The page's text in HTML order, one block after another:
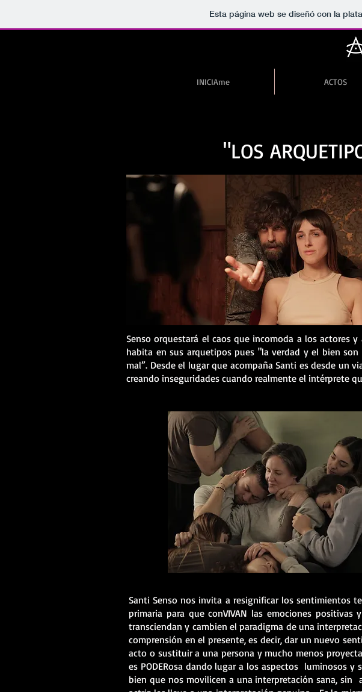
Esta página web se diseñó con la
INICIAme ACTOS
"LOS
Senso orquestará el caos que incomoda a los actores
habita en sus arquetipos pues "la verdad y el bien
mal”. Desde el lugar que acompaña Santi es desde un
creando inseguridades cuando realmente el intérprete
Santi Senso nos invita a resignificar los sentimientos
primaria para que conVIVAN las emociones
transciendan y cambien el paradigma de una
comprensión en el presente, es decir, dar un nuevo
acto o sustituir a una persona y mucho menos
es PODERosa dando lugar a los aspectos luminosos y
bien que nos movilicen a una interpretación sana, sin